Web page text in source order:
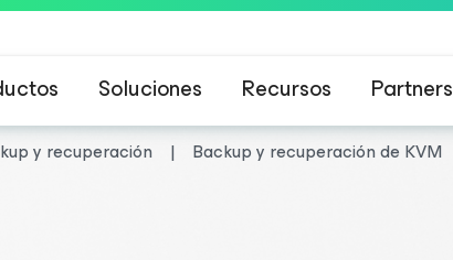
Soluciones Recursos Partners
y recuperación Backup y recuperación de KVM